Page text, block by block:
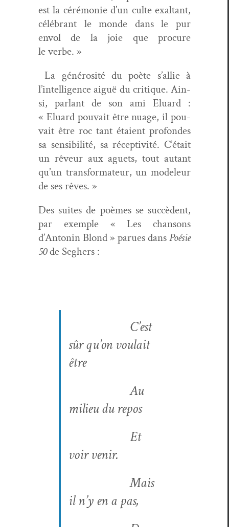
est la céré­monie d’un culte exal­tant,
célébrant le monde dans le pur
envol de la joie que pro­cure
le verbe. »
La générosité du poète s’allie à
l’intelligence aiguë du cri­tique. Ain­
si, par­lant de son ami Elu­ard :
« Elu­ard pou­vait être nuage, il pou­
vait être roc tant étaient pro­fondes
sa sen­si­bil­ité, sa récep­tiv­ité. C’était
un rêveur aux aguets, tout autant
qu’un trans­for­ma­teur, un mod­eleur
de ses rêves. »
Des suites de poèmes se suc­cè­dent,
par exem­ple « Les chan­sons
d’Antonin Blond » parues dansPoésie
50de Seghers :
C’est
sûr qu’on voulait
être
Au
milieu du repos
Et
voir venir.
Mais
il n’y en a pas,